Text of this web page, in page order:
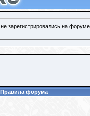
зарегистрировались на
Правила форума